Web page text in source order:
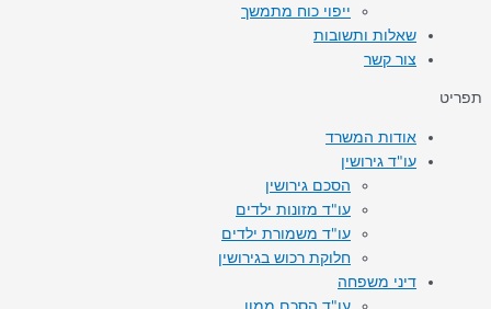
ייפוי כוח מתמשך
שאלות ותשובות
צור קשר
תפריט
אודות המשרד
עו"ד גירושין
הסכם גירושין
עו"ד מזונות ילדים
עו"ד משמורת ילדים
חלוקת רכוש בגירושין
דיני משפחה